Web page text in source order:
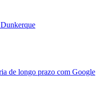
de longo prazo com Google